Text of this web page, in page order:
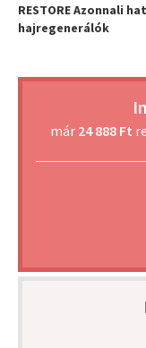
RESTORE Azonnali
hajregenerálók
már 24 888 Ft